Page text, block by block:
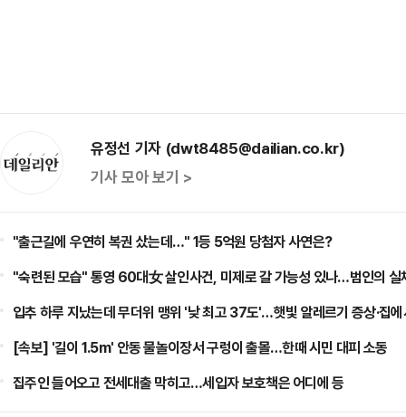
유정선 기자 (dwt8485@dailian.co.kr)
기사 모아 보기 >
"출근길에 우연히 복권 샀는데…" 1등 5억원 당첨자 사연은?
"숙련된 모습" 통영 60대女 살인사건, 미제로 갈 가능성 있나…범인의 실
입추 하루 지났는데 무더위 맹위 '낮 최고 37도'…햇빛 알레르기 증상·집
[속보] '길이 1.5m' 안동 물놀이장서 구렁이 출몰…한때 시민 대피 소동
집주인 들어오고 전세대출 막히고…세입자 보호책은 어디에 등